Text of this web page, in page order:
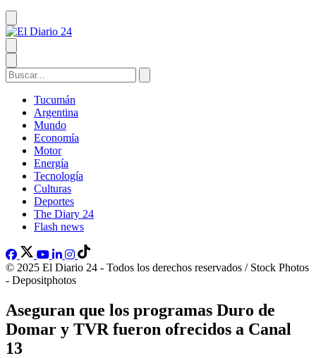
Tucumán
Argentina
Mundo
Economía
Motor
Energía
Tecnología
Culturas
Deportes
The Diary 24
Flash news
© 2025 El Diario 24 - Todos los derechos reservados / Stock Photos
- Depositphotos
Aseguran que los programas Duro de
Domar y TVR fueron ofrecidos a Canal
13